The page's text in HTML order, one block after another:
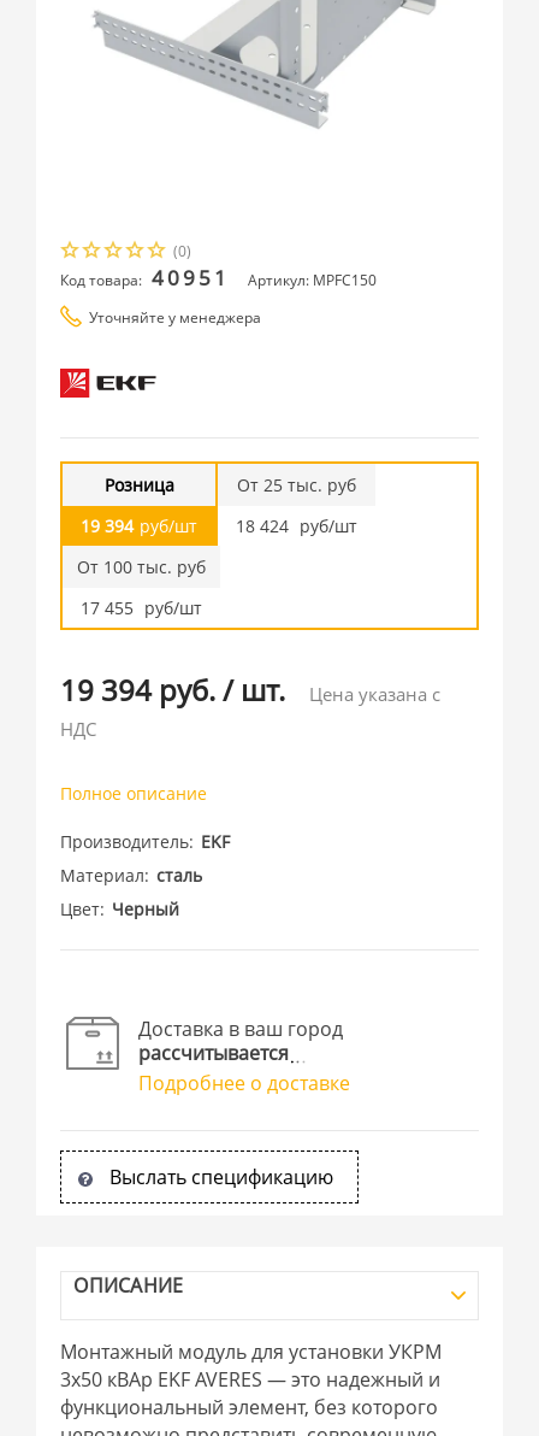
(0)
Код товара: 40951
Артикул: MPFC150
Уточняйте у менеджера
Розница
19 394 руб/шт
От 25 тыс. руб
18 424 руб/шт
От 100 тыс. руб
17 455 руб/шт
19 394 руб./ шт.
Цена указана с
НДС
Полное описание
Производитель EKF
Материал сталь
Цвет Черный
Доставка в ваш город
рассчитывается
Подробнее о доставке
Выслать спецификацию
ОПИСАНИЕ
Монтажный модуль для установки УКРМ
3х50 кВАр EKF AVERES — это надежный и
функциональный элемент, без которого